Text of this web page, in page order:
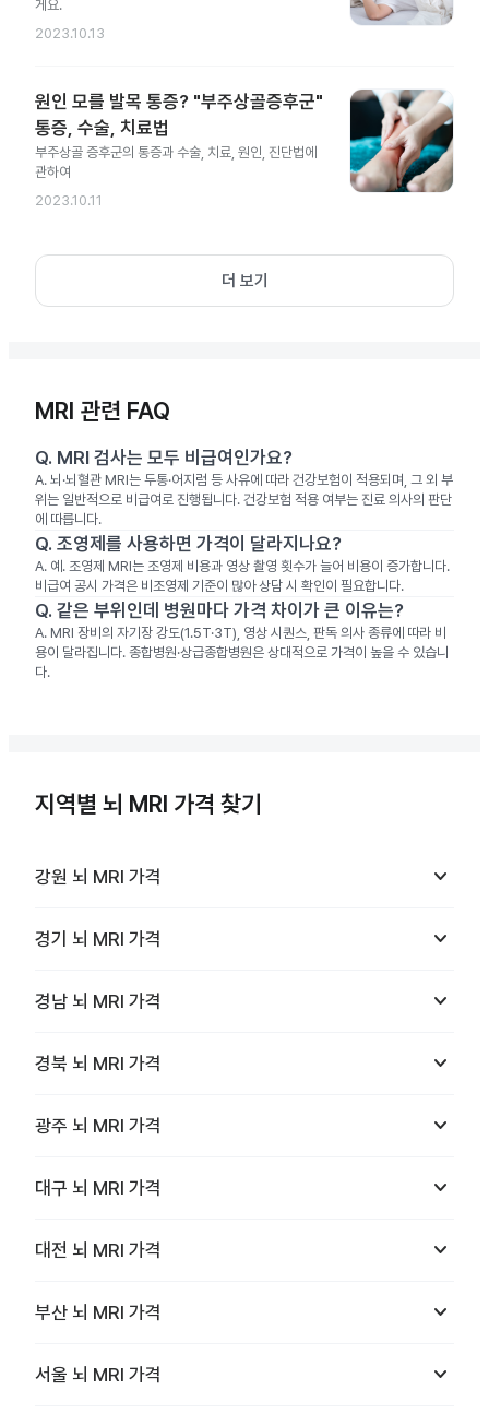
게요.
2023.10.13
원인 모를 발목 통증? "부주상골증후군"
통증, 수술, 치료법
부주상골 증후군의 통증과 수술, 치료, 원인, 진단법에
관하여
2023.10.11
더 보기
MRI 관련 FAQ
Q. MRI 검사는 모두 비급여인가요?
A. 뇌·뇌혈관 MRI는 두통·어지럼 등 사유에 따라 건강보험이 적용되며, 그 외 부
위는 일반적으로 비급여로 진행됩니다. 건강보험 적용 여부는 진료 의사의 판단
에 따릅니다.
Q. 조영제를 사용하면 가격이 달라지나요?
A. 예. 조영제 MRI는 조영제 비용과 영상 촬영 횟수가 늘어 비용이 증가합니다.
비급여 공시 가격은 비조영제 기준이 많아 상담 시 확인이 필요합니다.
Q. 같은 부위인데 병원마다 가격 차이가 큰 이유는?
A. MRI 장비의 자기장 강도(1.5T·3T), 영상 시퀀스, 판독 의사 종류에 따라 비
용이 달라집니다. 종합병원·상급종합병원은 상대적으로 가격이 높을 수 있습니
다.
지역별 뇌 MRI 가격 찾기
강원 뇌 MRI 가격 keyboard_arrow_down
경기 뇌 MRI 가격 keyboard_arrow_down
경남 뇌 MRI 가격 keyboard_arrow_down
경북 뇌 MRI 가격 keyboard_arrow_down
광주 뇌 MRI 가격 keyboard_arrow_down
대구 뇌 MRI 가격 keyboard_arrow_down
대전 뇌 MRI 가격 keyboard_arrow_down
부산 뇌 MRI 가격 keyboard_arrow_down
서울 뇌 MRI 가격 keyboard_arrow_down